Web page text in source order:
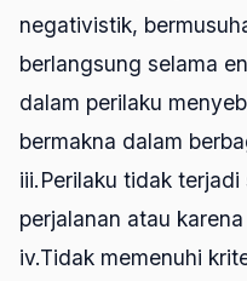
negativistik,
berlangsung selama
dalam perilaku
bermakna dalam
iii.Perilaku tidak
perjalanan atau
iv.Tidak memenuhi